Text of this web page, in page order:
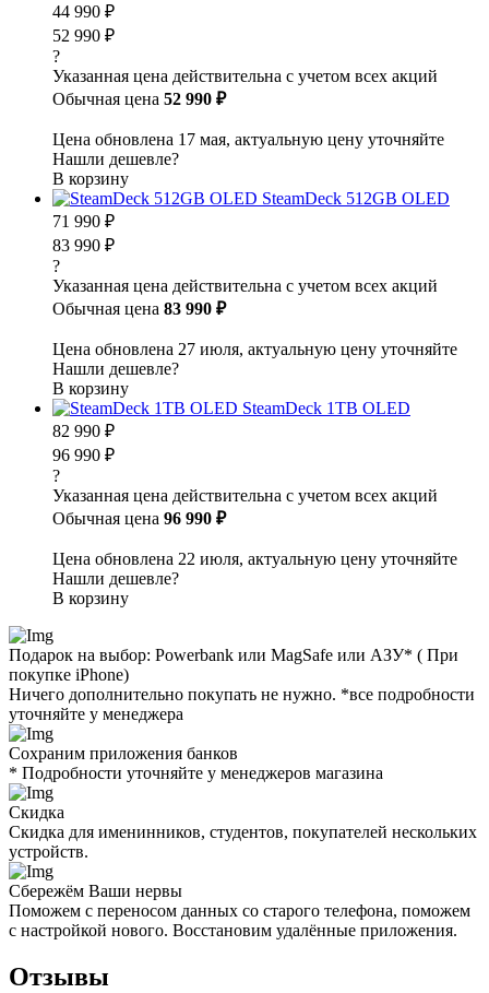
44 990 ₽
52 990 ₽
?
Указанная цена действительна с учетом всех акций
Обычная цена 52 990 ₽
Цена обновлена 17 мая, актуальную цену уточняйте
Нашли дешевле?
В корзину
SteamDeck 512GB OLED
71 990 ₽
83 990 ₽
?
Указанная цена действительна с учетом всех акций
Обычная цена 83 990 ₽
Цена обновлена 27 июля, актуальную цену уточняйте
Нашли дешевле?
В корзину
SteamDeck 1TB OLED
82 990 ₽
96 990 ₽
?
Указанная цена действительна с учетом всех акций
Обычная цена 96 990 ₽
Цена обновлена 22 июля, актуальную цену уточняйте
Нашли дешевле?
В корзину
Подарок на выбор: Powerbank или MagSafe или AЗУ* ( При
покупке iPhone)
Ничего дополнительно покупать не нужно. *все подробности
уточняйте у менеджера
Сохраним приложения банков
* Подробности уточняйте у менеджеров магазина
Скидка
Скидка для именинников, студентов, покупателей нескольких
устройств.
Сбережём Ваши нервы
Поможем с переносом данных со старого телефона, поможем
с настройкой нового. Восстановим удалённые приложения.
Отзывы